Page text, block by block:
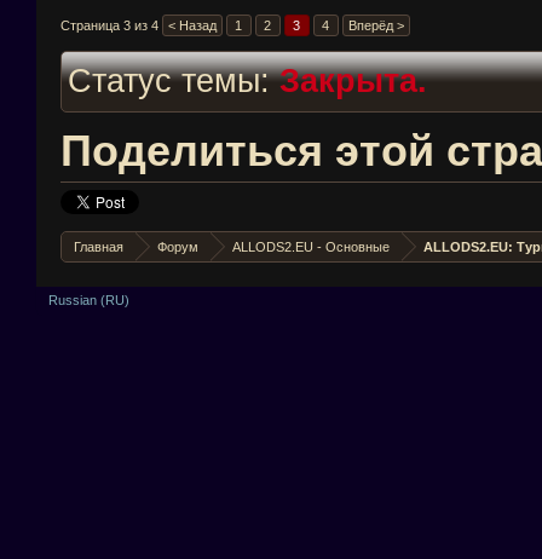
Страница 3 из 4 < Назад 1 2 3 4 Вперёд >
Статус темы: Закрыта.
Поделиться этой
Главная Форум ALLODS2.EU - Основные ALLODS2.EU:
Russian (RU)